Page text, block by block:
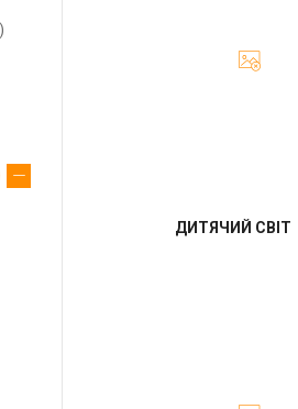
ДИТЯЧИЙ СВІТ